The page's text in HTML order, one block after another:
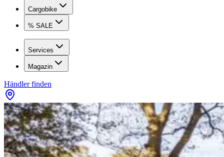
Cargobike
% SALE
Services
Magazin
Händler finden